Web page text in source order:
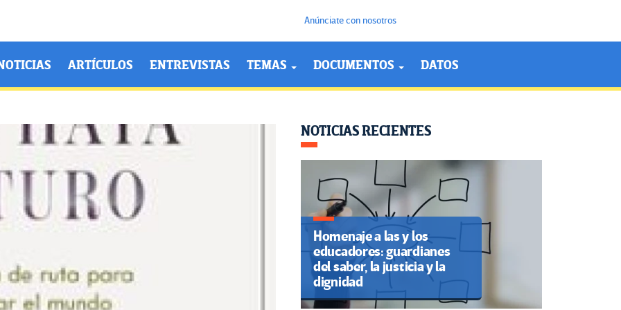
Anúnciate con nosotros
ARTÍCULOS ENTREVISTAS TEMAS DOCUMENTOS DATOS
NOTICIAS RECIENTES
Homenaje a las y los
educadores: guardianes
del saber, la justicia y la
dignidad